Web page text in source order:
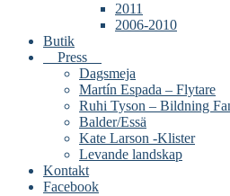
2011
2006-2010
Butik
Press
Dagsmeja
Martín Espada – Flytare
Ruhi Tyson – Bildning
Balder/Essä
Kate Larson -Klister
Levande landskap
Kontakt
Facebook